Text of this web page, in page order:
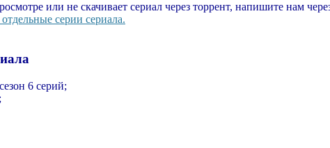
или не скачивает сериал через торрент, напишите нам
серии сериала.
6 серий;